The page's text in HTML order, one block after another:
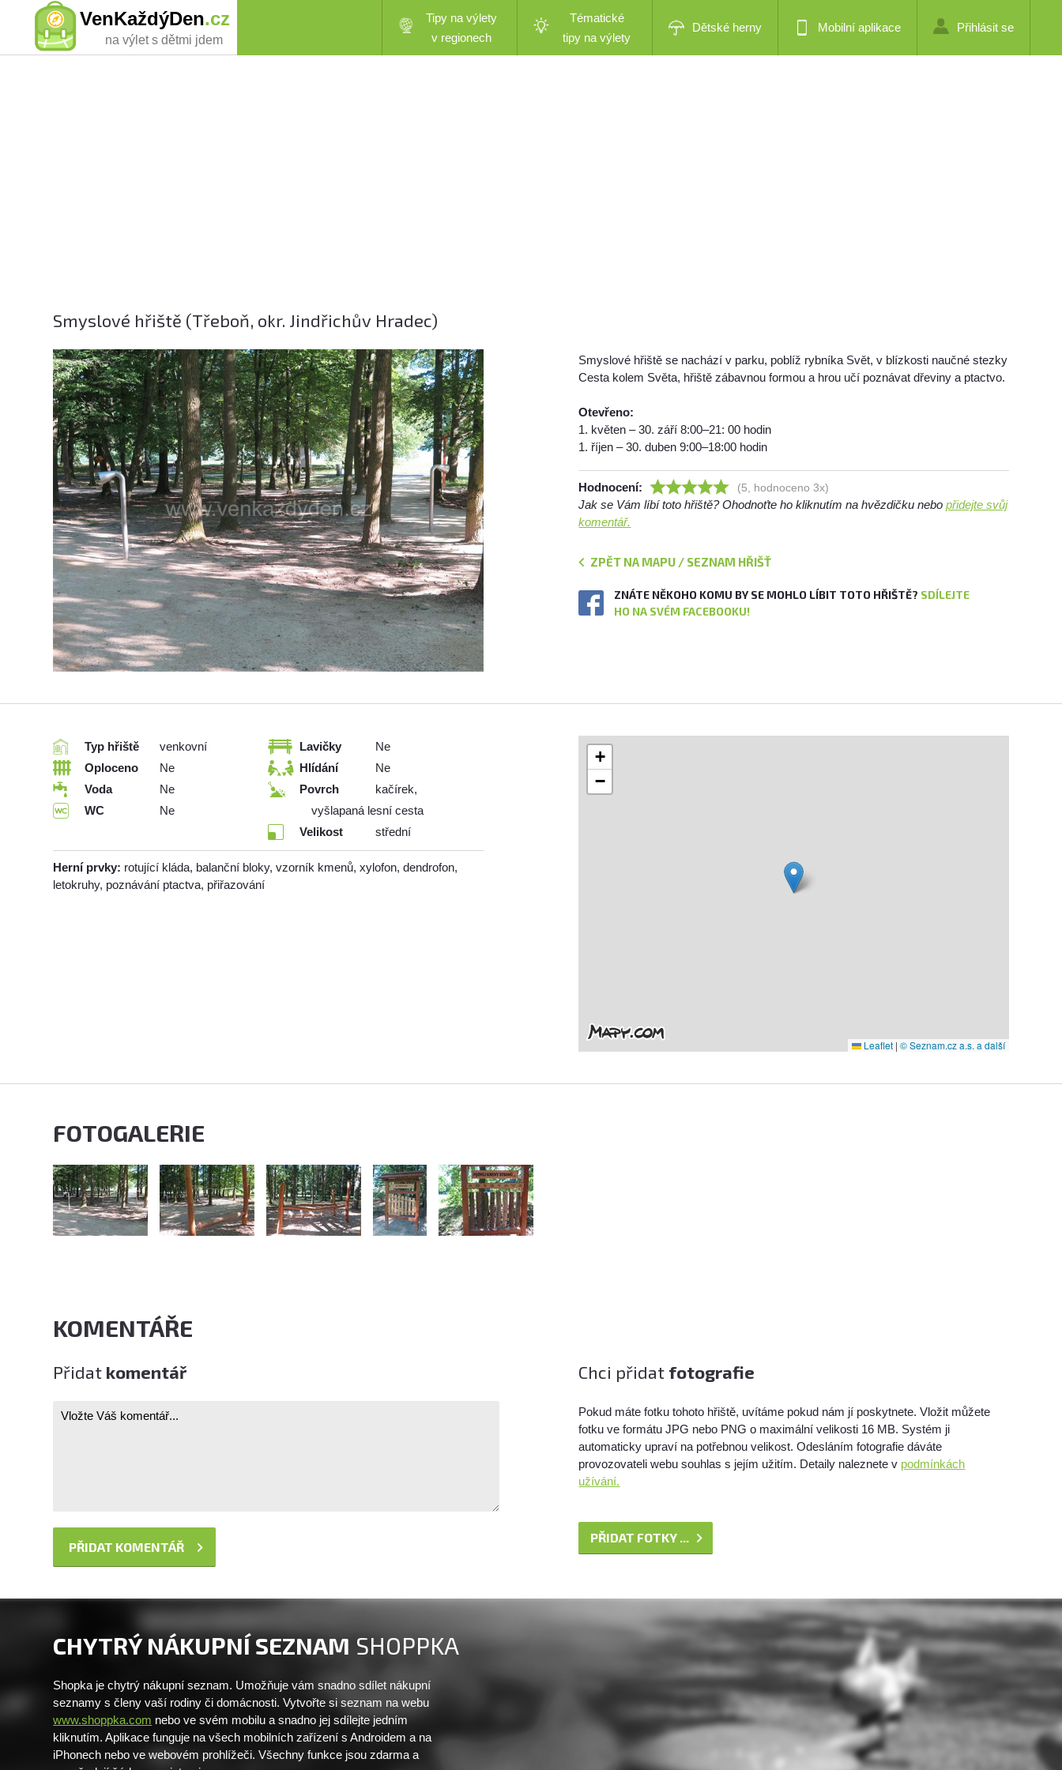
VenKaždýDen.cz
na výlet s dětmi jdem
Tipy na výlety
v regionech
Tématické
tipy na výlety
Dětské herny Mobilní aplikace Přihlásit se
Smyslové hřiště (Třeboň, okr. Jindřichův Hradec)
Smyslové hřiště se nachází v parku, poblíž rybníka Svět, v blízkosti naučné stezky
Cesta kolem Světa, hřiště zábavnou formou a hrou učí poznávat dřeviny a ptactvo.
Otevřeno:
1. květen – 30. září 8:00–21: 00 hodin
1. říjen – 30. duben 9:00–18:00 hodin
Hodnocení: (5, hodnoceno 3x)
Jak se Vám líbí toto hřiště? Ohodnoťte ho kliknutím na hvězdičku nebopřidejte svůj
komentář.
ZPĚT NA MAPU / SEZNAM HŘIŠŤ
ZNÁTE NĚKOHO KOMU BY SE MOHLO LÍBIT TOTO HŘIŠTĚ? SDÍLEJTE
HO NA SVÉM FACEBOOKU!
Typ hřiště
venkovní
Oploceno
Ne
Voda
Ne
WC
Ne
Lavičky
Ne
Hlídání
Ne
Povrch
kačírek,
vyšlapaná lesní cesta
Velikost
střední
Herní prvky: rotující kláda, balanční bloky, vzorník kmenů, xylofon, dendrofon,
letokruhy, poznávání ptactva, přiřazování
+
−
Leaflet | © Seznam.cz a.s. a další
FOTOGALERIE
KOMENTÁŘE
Přidat komentář Chci přidat fotografie
Pokud máte fotku tohoto hřiště, uvítáme pokud nám jí poskytnete. Vložit můžete
fotku ve formátu JPG nebo PNG o maximální velikosti 16 MB. Systém ji
automaticky upraví na potřebnou velikost. Odesláním fotografie dáváte
provozovateli webu souhlas s jejím užitím. Detaily naleznete v podmínkách
užívání.
PŘIDAT FOTKY ...
CHYTRÝ NÁKUPNÍ SEZNAM SHOPPKA
Shopka je chytrý nákupní seznam. Umožňuje vám snadno sdílet nákupní
seznamy s členy vaší rodiny či domácnosti. Vytvořte si seznam na webu
www.shoppka.com nebo ve svém mobilu a snadno jej sdílejte jedním
kliknutím. Aplikace funguje na všech mobilních zařízení s Androidem a na
iPhonech nebo ve webovém prohlížeči. Všechny funkce jsou zdarma a